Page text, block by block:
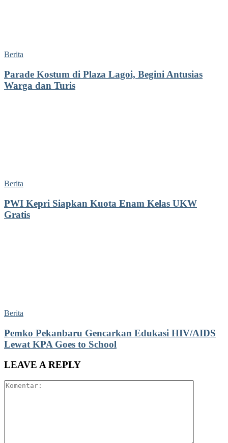
Berita
Parade Kostum di Plaza Lagoi, Begini Antusias
Warga dan Turis
Berita
PWI Kepri Siapkan Kuota Enam Kelas UKW
Gratis
Berita
Pemko Pekanbaru Gencarkan Edukasi HIV/AIDS
Lewat KPA Goes to School
LEAVE A REPLY